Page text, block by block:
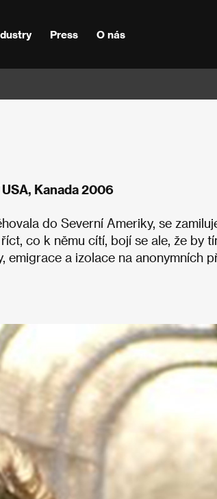
Press O nás
Kanada 2006
do Severní Ameriky, se
co k němu cítí, bojí se ale, že by
a izolace na anonymních